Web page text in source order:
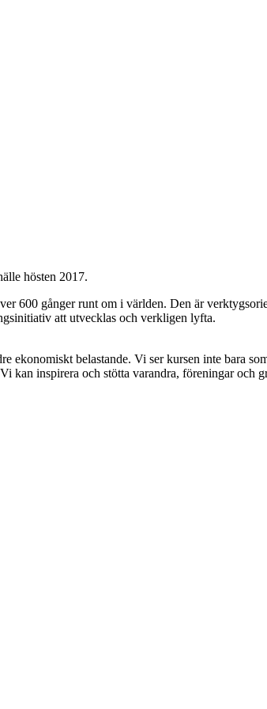
hösten 2017.
600 gånger runt om i världen. Den är
att utvecklas och verkligen lyfta.
belastande. Vi ser kursen inte bara
kan inspirera och stötta varandra, föreningar och